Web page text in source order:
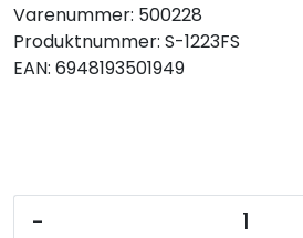
Varenummer: 500228
Produktnummer: S-1223FS
EAN: 6948193501949
-